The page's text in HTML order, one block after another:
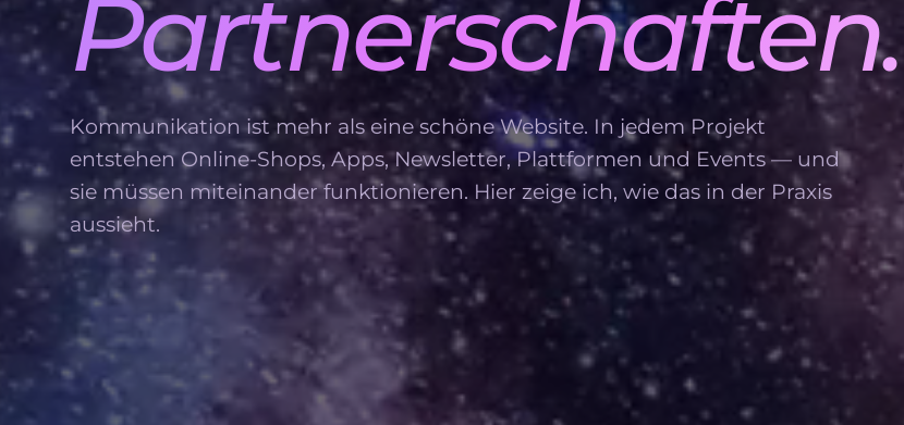
Partnerschaften.
Kommunikation ist mehr als eine schöne Website. In jedem Projekt
entstehen Online-Shops, Apps, Newsletter, Plattformen und Events — und
sie müssen miteinander funktionieren. Hier zeige ich, wie das in der Praxis
aussieht.